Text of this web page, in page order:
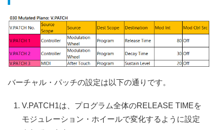
バーチャル・パッチの設定は以下の通りです。
V.PATCH1は、プログラム全体のRELEASE TIMEを
モジュレーション・ホイールで変化するように設定